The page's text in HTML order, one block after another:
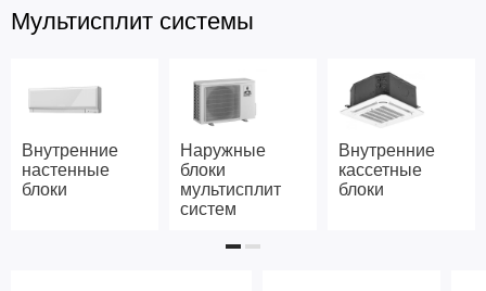
Мультисплит системы
Внутренние
настенные
блоки
Наружные
блоки
мультисплит
систем
Внутренние
кассетные
блоки